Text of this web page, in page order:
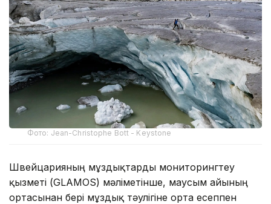
Фото: Jean-Christophe Bott - Keystone
Швейцарияның мұздықтарды мониторингтеу
қызметі (GLAMOS) мәліметінше, маусым айының
ортасынан бері мұздық тәулігіне орта есеппен